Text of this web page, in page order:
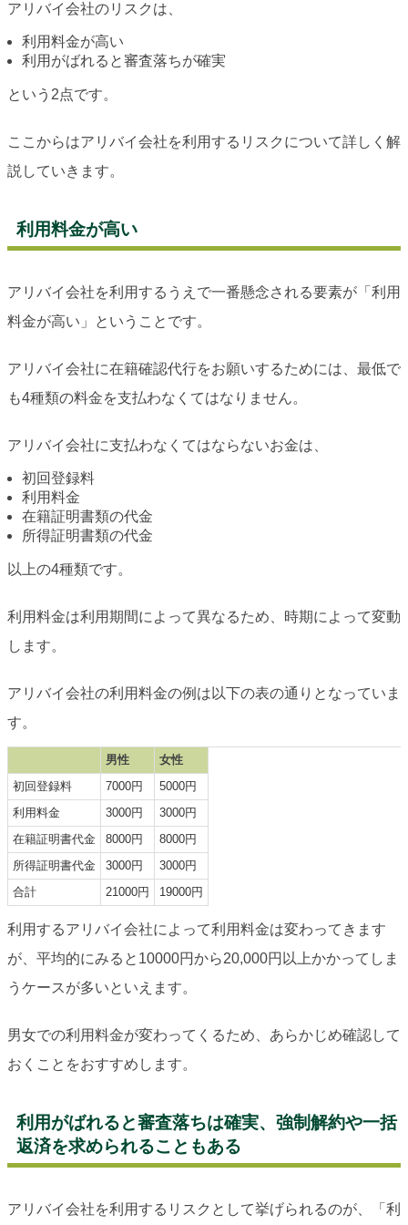
アリバイ会社のリスクは、
利用料金が高い
利用がばれると審査落ちが確実
という2点です。
ここからはアリバイ会社を利用するリスクについて詳しく解
説していきます。
利用料金が高い
アリバイ会社を利用するうえで一番懸念される要素が「利用
料金が高い」ということです。
アリバイ会社に在籍確認代行をお願いするためには、最低で
も4種類の料金を支払わなくてはなりません。
アリバイ会社に支払わなくてはならないお金は、
初回登録料
利用料金
在籍証明書類の代金
所得証明書類の代金
以上の4種類です。
利用料金は利用期間によって異なるため、時期によって変動
します。
アリバイ会社の利用料金の例は以下の表の通りとなっていま
す。
男性
女性
初回登録料
7000円
5000円
利用料金
3000円
3000円
在籍証明書代金
8000円
8000円
所得証明書代金
3000円
3000円
合計
21000円 19000円
利用するアリバイ会社によって利用料金は変わってきます
が、平均的にみると10000円から20,000円以上かかってしま
うケースが多いといえます。
男女での利用料金が変わってくるため、あらかじめ確認して
おくことをおすすめします。
利用がばれると審査落ちは確実、強制解約や一括
返済を求められることもある
アリバイ会社を利用するリスクとして挙げられるのが、「利